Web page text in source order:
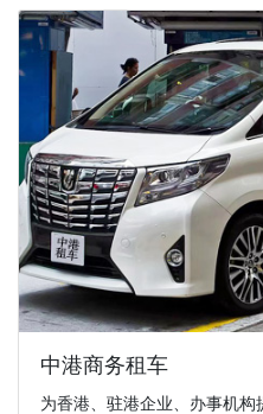
中港商务租车
为香港、驻港企业、办事机构